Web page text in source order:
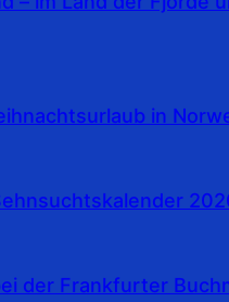
in
der Frankfurter